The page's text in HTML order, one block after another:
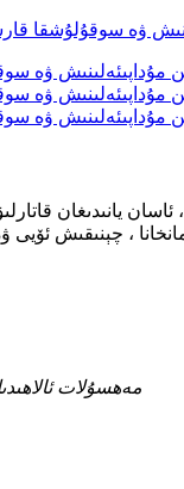
يانىدىغان
، چېنىقىش ئۆيى
مەھسۇلات